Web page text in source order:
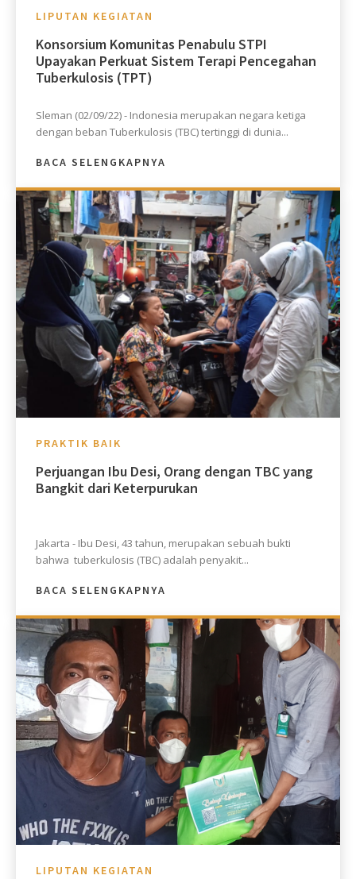
LIPUTAN KEGIATAN
Konsorsium Komunitas Penabulu STPI
Upayakan Perkuat Sistem Terapi Pencegahan
Tuberkulosis (TPT)
Sleman (02/09/22) - Indonesia merupakan negara ketiga
dengan beban Tuberkulosis (TBC) tertinggi di dunia...
BACA SELENGKAPNYA
PRAKTIK BAIK
Perjuangan Ibu Desi, Orang dengan TBC yang
Bangkit dari Keterpurukan
Jakarta - Ibu Desi, 43 tahun, merupakan sebuah bukti
bahwa tuberkulosis (TBC) adalah penyakit...
BACA SELENGKAPNYA
LIPUTAN KEGIATAN